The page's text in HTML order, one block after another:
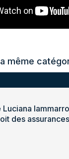
même
Luciana
des